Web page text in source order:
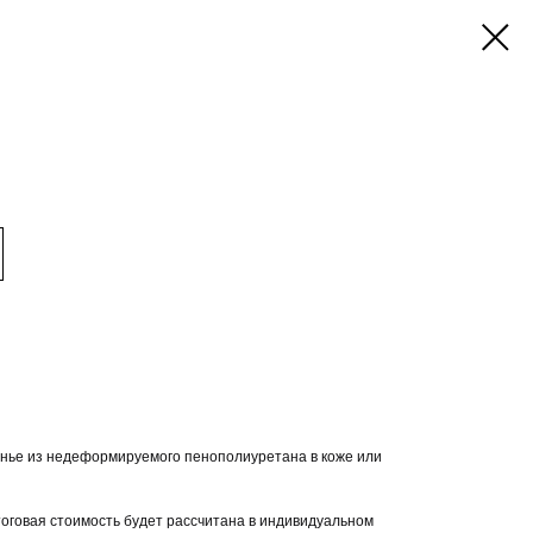
из недеформируемого пенополиуретана в коже или
стоимость будет рассчитана в индивидуальном